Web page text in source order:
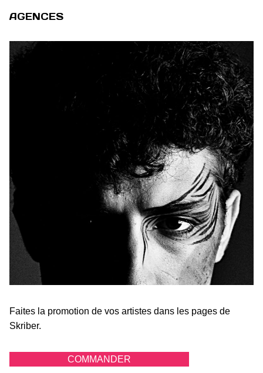
AGENCES
Faites la promotion de vos artistes dans les pages de
Skriber.
COMMANDER